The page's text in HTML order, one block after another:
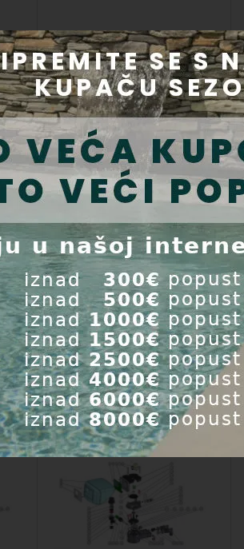
Rezervni dijelovi za
hidraulički sigurnosni ventil -
Astralpool DN50 - šifra
proizvoda: 41898
Šifra proizvoda:
Rezervni dijelovi za
automatski omekšivač vode
Aquadial 15